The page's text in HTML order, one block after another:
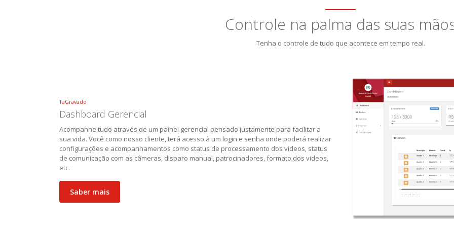
Controle na palma das suas
Tenha o controle de tudo que acontece em tempo real.
TaGravado
Dashboard Gerencial
Acompanhe tudo através de um painel gerencial pensado justamente para facilitar a
sua vida. Você como nosso cliente, terá acesso à um login e senha onde poderá realizar
configurações e acompanhamentos como status de processamento dos vídeos, status
de comunicação com as câmeras, disparo manual, patrocinadores, formato dos videos,
etc.
Saber mais